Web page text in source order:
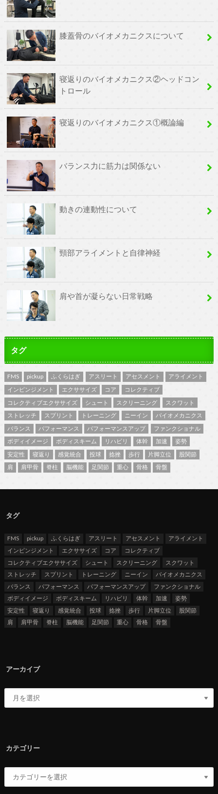
膝蓋骨のバイオメカニクスについて
寝返りのバイオメカニクス②ヘッドコン
トロール
寝返りのバイオメカニクス①概論編
バランス力に筋力は関係ない
動きの連動性について
頸部アライメントと自律神経
肩や首が凝らない日常戦略
タグ
FMS pickup ふくらはぎ アスリート アセスメント
アライメント
インピンジメント
エクササイズ コア
コレクティブ
コレクティブエクササイズ
シュート スクリーニング
スクワット
ストレッチ
スプリント トレーニング ニーイン
バイオメカニクス
バランス
パフォーマンス パフォーマンスアップ
ファンクショナル
ボディイメージ
ボディスキーム リハビリ 体幹 加速
姿勢
安定性
寝返り 感覚統合 投球 捻挫 歩行 片脚立位
股関節
肩
肩甲骨 脊柱 脳機能 足関節 重心 骨格 骨盤
タグ
FMS pickup ふくらはぎ アスリート アセスメント
アライメント
インピンジメント
エクササイズ コア
コレクティブ
コレクティブエクササイズ
シュート スクリーニング
スクワット
ストレッチ
スプリント トレーニング ニーイン
バイオメカニクス
バランス
パフォーマンス パフォーマンスアップ
ファンクショナル
ボディイメージ
ボディスキーム リハビリ 体幹 加速
姿勢
安定性
寝返り 感覚統合 投球 捻挫 歩行 片脚立位
股関節
肩
肩甲骨 脊柱 脳機能 足関節 重心 骨格 骨盤
アーカイブ
カテゴリー